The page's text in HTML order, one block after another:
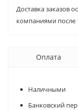
Доставка заказов
компаниями после
Оплата
Наличными
Банковский